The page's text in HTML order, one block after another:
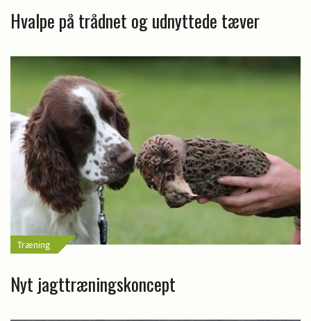
Hvalpe på trådnet og udnyttede tæver
Træning
Nyt jagttræningskoncept